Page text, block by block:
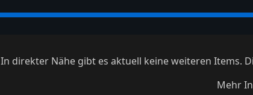
In direkter Nähe gibt es aktuell keine weiteren Items.
Mehr